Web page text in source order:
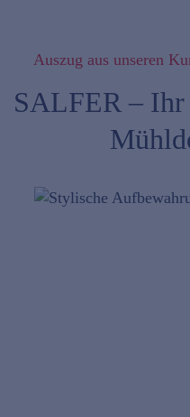
Auszug aus unseren
SALFER –